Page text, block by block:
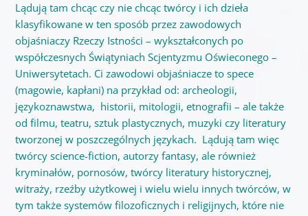
Lądują tam chcąc czy nie chcąc twórcy i ich dzieła
klasyfikowane w ten sposób przez zawodowych
objaśniaczy Rzeczy Istności – wykształconych po
współczesnych Świątyniach Scjentyzmu Oświeconego –
Uniwersytetach. Ci zawodowi objaśniacze to spece
(magowie, kapłani) na przykład od: archeologii,
językoznawstwa, historii, mitologii, etnografii – ale także
od filmu, teatru, sztuk plastycznych, muzyki czy literatury
tworzonej w poszczególnych językach. Lądują tam więc
twórcy science-fiction, autorzy fantasy, ale również
kryminałów, pornosów, twórcy literatury historycznej,
witraży, rzeźby użytkowej i wielu wielu innych twórców, w
tym także systemów filozoficznych i religijnych, które nie